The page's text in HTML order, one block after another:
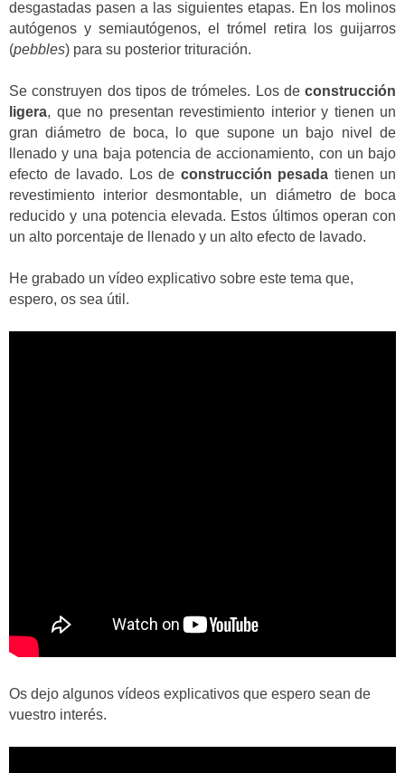
desgastadas pasen a las siguientes etapas. En los molinos
autógenos y semiautógenos, el trómel retira los guijarros
(pebbles) para su posterior trituración.
Se construyen dos tipos de trómeles. Los de construcción
ligera, que no presentan revestimiento interior y tienen un
gran diámetro de boca, lo que supone un bajo nivel de
llenado y una baja potencia de accionamiento, con un bajo
efecto de lavado.
Los de construcción pesada tienen un
revestimiento interior desmontable, un diámetro de boca
reducido y una potencia elevada. Estos últimos operan con
un alto porcentaje de llenado y un alto efecto de lavado.
He grabado un vídeo explicativo sobre este tema que,
espero, os sea útil.
Os dejo algunos vídeos explicativos que espero sean de
vuestro interés.